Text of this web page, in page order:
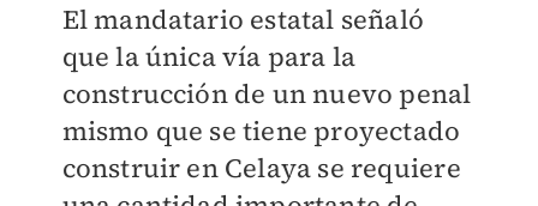
El mandatario estatal señaló
que la única vía para la
construcción de un nuevo penal
mismo que se tiene proyectado
construir en Celaya se requiere